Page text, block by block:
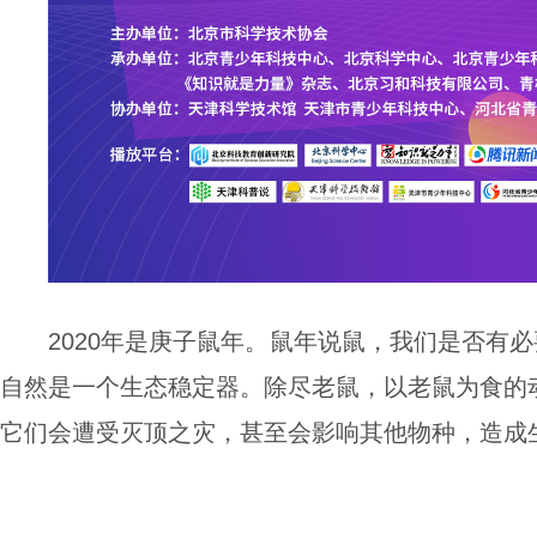
2020年是庚子鼠年。鼠年说鼠，我们是否有
自然是一个生态稳定器。除尽老鼠，以老鼠为食
它们会遭受灭顶之灾，甚至会影响其他物种，造